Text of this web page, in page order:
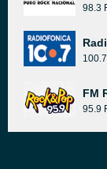
98.3
FM
95.9